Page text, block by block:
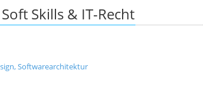
Skills & IT-Recht
Softwarearchitektur